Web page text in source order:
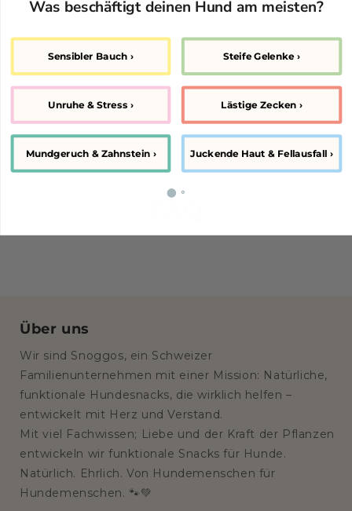
Über uns
Wir sind Snoggos, ein Schweizer
Familienunternehmen mit einer Mission: Natürliche,
funktionale Hundesnacks, die wirklich helfen –
entwickelt mit Herz und Verstand.
Mit viel Fachwissen; Liebe und der Kraft der Pflanzen
entwickeln wir funktionale Snacks für Hunde.
Natürlich. Ehrlich. Von Hundemenschen für
Hundemenschen. 🐾💚
Was beschäftigt deinen Hund am meisten?
Sensibler Bauch › Steife Gelenke ›
Unruhe & Stress › Lästige Zecken ›
Mundgeruch & Zahnstein › Juckende Haut & Fellausfall ›
⬤ ⚬